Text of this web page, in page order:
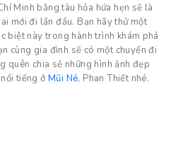
Minh bằng tàu hỏa hứa hẹn sẽ là
mới đi lần đầu. Bạn hãy thử một
biệt này trong hành trình khám phá
cùng gia đình sẽ có một chuyến đi
quên chia sẻ những hình ảnh đẹp
nổi tiếng ởMũi Né, Phan Thiết nhé.